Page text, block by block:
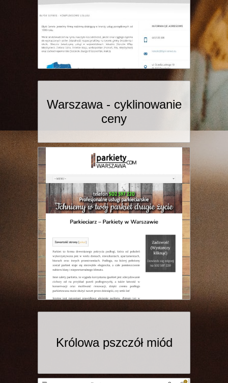
Warszawa - cyklinowanie
ceny
Królowa pszczół miód